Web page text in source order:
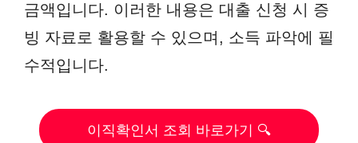
금액입니다. 이러한 내용은 대출 신청 시 증
빙 자료로 활용할 수 있으며, 소득 파악에 필
수적입니다.
이직확인서 조회 바로가기 🔍